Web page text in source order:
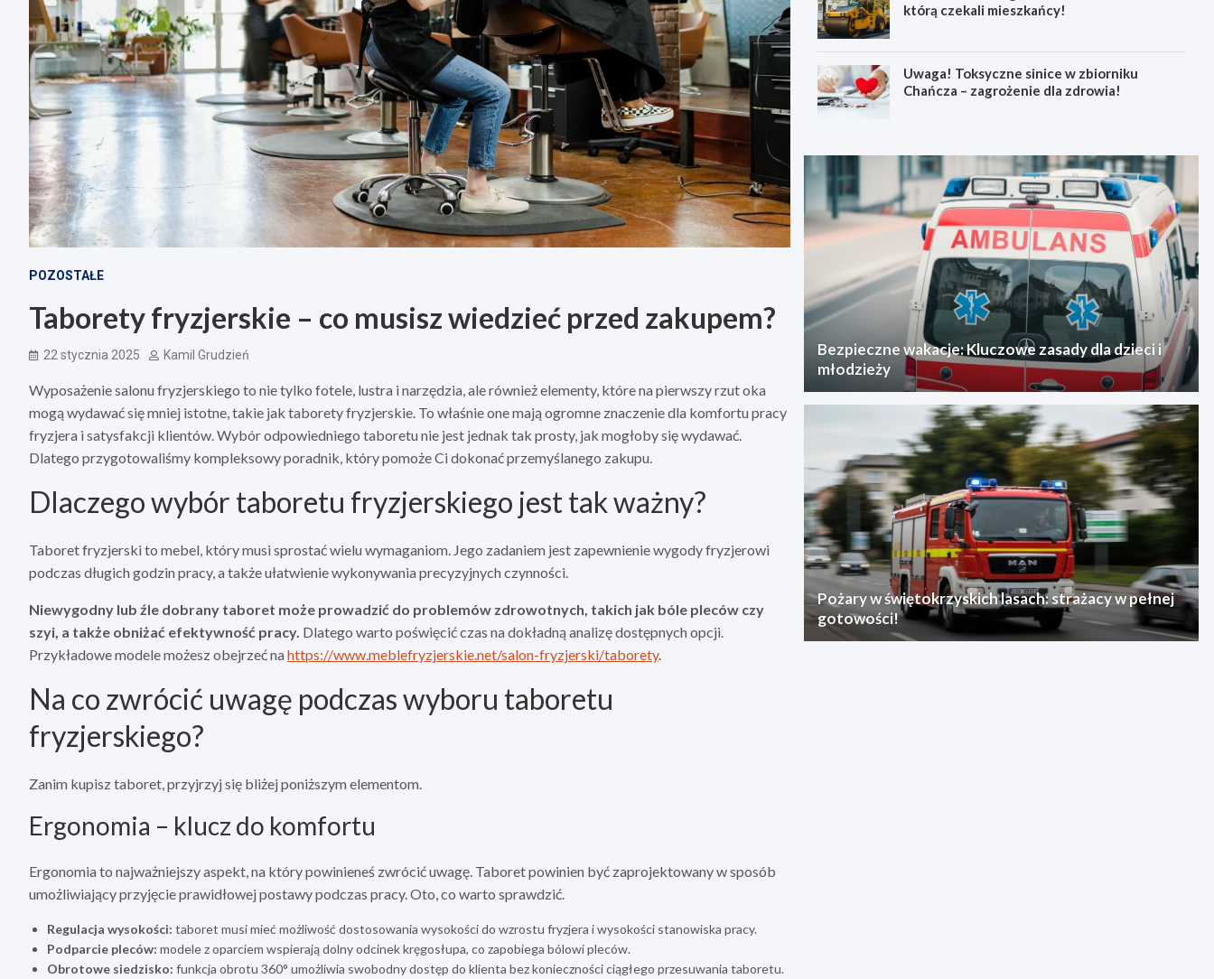
POZOSTAŁE
Taborety fryzjerskie – co musisz wiedzieć przed zakupem?
22 stycznia 2025 Kamil Grudzień
Wyposażenie salonu fryzjerskiego to nie tylko fotele, lustra i narzędzia, ale również elementy, które na pierwszy rzut oka
mogą wydawać się mniej istotne, takie jak taborety fryzjerskie. To właśnie one mają ogromne znaczenie dla komfortu pracy
fryzjera i satysfakcji klientów. Wybór odpowiedniego taboretu nie jest jednak tak prosty, jak mogłoby się wydawać.
Dlatego przygotowaliśmy kompleksowy poradnik, który pomoże Ci dokonać przemyślanego zakupu.
Dlaczego wybór taboretu fryzjerskiego jest tak ważny?
Taboret fryzjerski to mebel, który musi sprostać wielu wymaganiom. Jego zadaniem jest zapewnienie wygody fryzjerowi
podczas długich godzin pracy, a także ułatwienie wykonywania precyzyjnych czynności.
Niewygodny lub źle dobrany taboret może prowadzić do problemów zdrowotnych, takich jak bóle pleców czy
szyi, a także obniżać efektywność pracy. Dlatego warto poświęcić czas na dokładną analizę dostępnych opcji.
Przykładowe modele możesz obejrzeć nahttps://www.meblefryzjerskie.net/salon-fryzjerski/taborety.
Na co zwrócić uwagę podczas wyboru taboretu
fryzjerskiego?
Zanim kupisz taboret, przyjrzyj się bliżej poniższym elementom.
Ergonomia – klucz do komfortu
Ergonomia to najważniejszy aspekt, na który powinieneś zwrócić uwagę. Taboret powinien być zaprojektowany w sposób
umożliwiający przyjęcie prawidłowej postawy podczas pracy. Oto, co warto sprawdzić.
Regulacja wysokości: taboret musi mieć możliwość dostosowania wysokości do wzrostu fryzjera i wysokości stanowiska pracy.
Podparcie pleców: modele z oparciem wspierają dolny odcinek kręgosłupa, co zapobiega bólowi pleców.
Obrotowe siedzisko: funkcja obrotu 360° umożliwia swobodny dostęp do klienta bez konieczności ciągłego przesuwania taboretu.
którą czekali mieszkańcy!
Uwaga! Toksyczne sinice w zbiorniku
Chańcza – zagrożenie dla zdrowia!
Bezpieczne wakacje: Kluczowe zasady dla dzieci i
młodzieży
Pożary w świętokrzyskich lasach: strażacy w pełnej
gotowości!